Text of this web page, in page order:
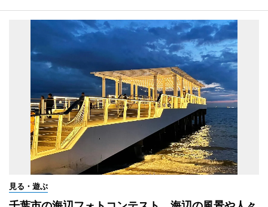
見る・遊ぶ